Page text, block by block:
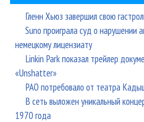
Гленн Хьюз завершил свою
Suno проиграла суд о нарушении
немецкому лицензиату
Linkin Park показал трейлер
«Unshatter»
РАО потребовало от театра
В сеть выложен уникальный
1970 года